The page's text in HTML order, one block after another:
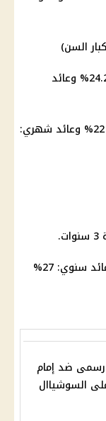
السن)
شهادة «رد الجميل» الثلاثية عائد سنوي 24.25% وعائد
شهادة «رد الجميل» لمدة عام عائد سنوي: 22% وعائد شهري:
شهادة طلعت حرب بعائد شهري: 23.5% وعائد سنوي: 27%
رسمى ضد إمام
السوشياال